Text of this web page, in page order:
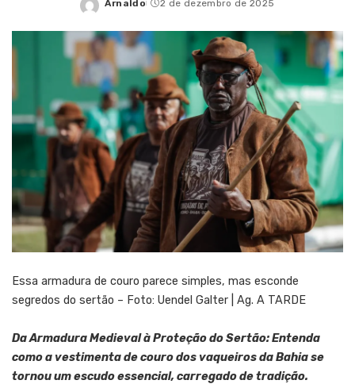
Posted
Arnaldo 2 de dezembro de 2025
Essa armadura de couro parece simples, mas esconde
segredos do sertão – Foto: Uendel Galter | Ag. A TARDE
Da Armadura Medieval à Proteção do Sertão: Entenda
como a vestimenta de couro dos vaqueiros da Bahia se
tornou um escudo essencial, carregado de tradição.